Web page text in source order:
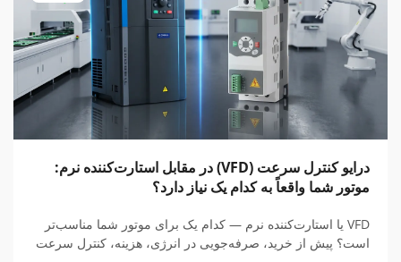
درایو کنترل سرعت (VFD) در مقابل استارت‌کننده نرم:
موتور شما واقعاً به کدام یک نیاز دارد؟
VFD یا استارت‌کننده نرم — کدام یک برای موتور شما مناسب‌تر
است؟ پیش از خرید، صرفه‌جویی در انرژی، هزینه، کنترل سرعت